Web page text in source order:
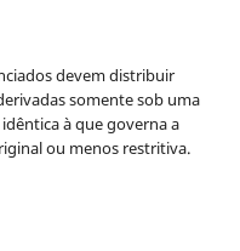
devem distribuir
somente sob uma
idêntica à que governa a
ou menos restritiva.